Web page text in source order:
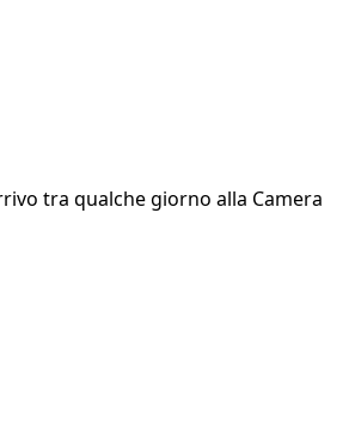
tra qualche giorno alla Camera